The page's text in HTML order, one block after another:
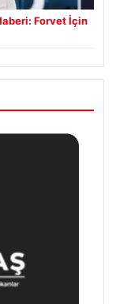
Forvet İçin